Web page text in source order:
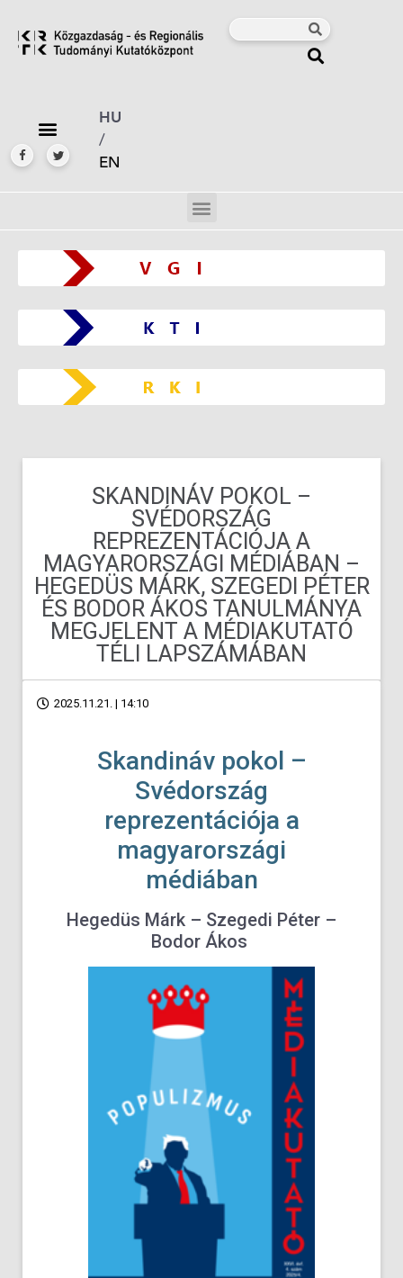
HU
/
EN
SKANDINÁV POKOL –
SVÉDORSZÁG
REPREZENTÁCIÓJA A
MAGYARORSZÁGI MÉDIÁBAN –
HEGEDÜS MÁRK, SZEGEDI PÉTER
ÉS BODOR ÁKOS TANULMÁNYA
MEGJELENT A MÉDIAKUTATÓ
TÉLI LAPSZÁMÁBAN
2025.11.21. | 14:10
Skandináv pokol –
Svédország
reprezentációja a
magyarországi
médiában
Hegedüs Márk – Szegedi Péter –
Bodor Ákos